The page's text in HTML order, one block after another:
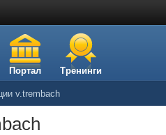
Портал Тренинги
v.trembach